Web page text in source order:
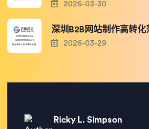
2026-03-30
深圳B2B网站制作高转化
2026-03-29
Ricky L. Simpson